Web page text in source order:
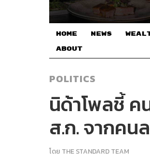
HOME NEWS
ABOUT
POLITICS
นิด้าโพลชี้ ค
ส.ก. จากคน
โดย THE STANDARD TEAM